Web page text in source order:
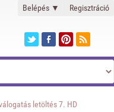
Belépés ▼ Regisztráció
letöltés 7. HD